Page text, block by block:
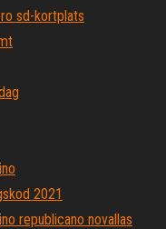
sd-kortplats
2021
republicano novallas